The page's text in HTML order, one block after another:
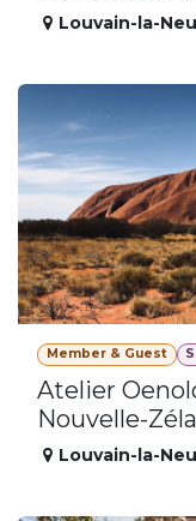
Louvain-la-
Member & Guest
Atelier
Nouvelle-
Louvain-la-